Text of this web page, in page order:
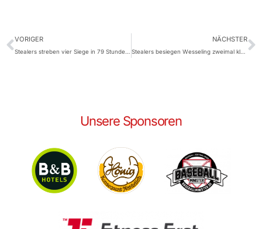
VORIGER
Stealers streben vier Siege in 79 Stunden an
NÄCHSTER
Stealers besiegen Wesseling zweimal klar – Erster Homerun für Talent Marc Harder
Unsere Sponsoren